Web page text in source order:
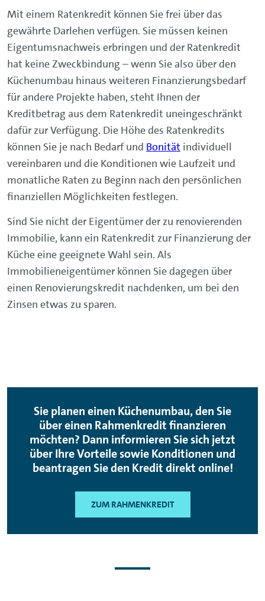
Mit einem Ratenkredit können Sie frei über das
gewährte Darlehen verfügen. Sie müssen keinen
Eigentumsnachweis erbringen und der Ratenkredit
hat keine Zweckbindung – wenn Sie also über den
Küchenumbau hinaus weiteren Finanzierungsbedarf
für andere Projekte haben, steht Ihnen der
Kreditbetrag aus dem Ratenkredit uneingeschränkt
dafür zur Verfügung. Die Höhe des Ratenkredits
können Sie je nach Bedarf und Bonität individuell
vereinbaren und die Konditionen wie Laufzeit und
monatliche Raten zu Beginn nach den persönlichen
finanziellen Möglichkeiten festlegen.
Sind Sie nicht der Eigentümer der zu renovierenden
Immobilie, kann ein Ratenkredit zur Finanzierung der
Küche eine geeignete Wahl sein. Als
Immobilieneigentümer können Sie dagegen über
einen Renovierungskredit nachdenken, um bei den
Zinsen etwas zu sparen.
Sie planen einen Küchenumbau, den Sie
über einen Rahmenkredit finanzieren
möchten? Dann informieren Sie sich jetzt
über Ihre Vorteile sowie Konditionen und
beantragen Sie den Kredit direkt online!
ZUM RAHMENKREDIT